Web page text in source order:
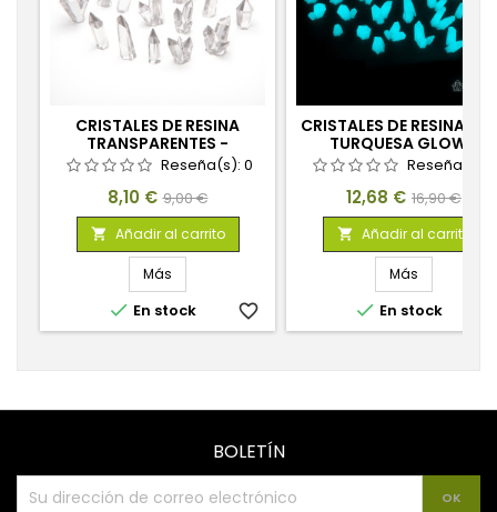
CRISTALES DE RESINA
TRANSPARENTES -
GRANDESReseña(s): 0
Precio
8,10 € Precio
base
9,00 €
 Añadir al carrito
Más
 En stock favorite_border
CRISTALES DE RESINA
TURQUESA GLOW -
MEDIANOS
Reseña(s):
Precio
12,68 € Precio
base
16,90 €
 Añadir al carrito
Más
 En stock
BOLETÍN